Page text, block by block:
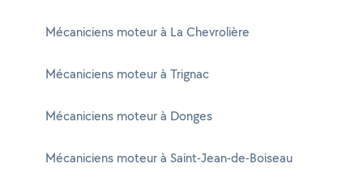
Mécaniciens moteur à La Chevrolière
Mécaniciens moteur à Trignac
Mécaniciens moteur à Donges
Mécaniciens moteur à Saint-Jean-de-Boiseau